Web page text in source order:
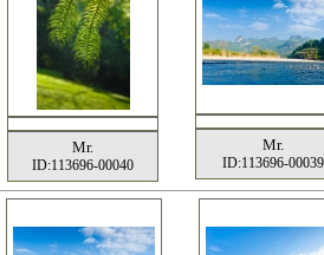
Mr.
ID:113696-00040
Mr.
ID:113696-00039